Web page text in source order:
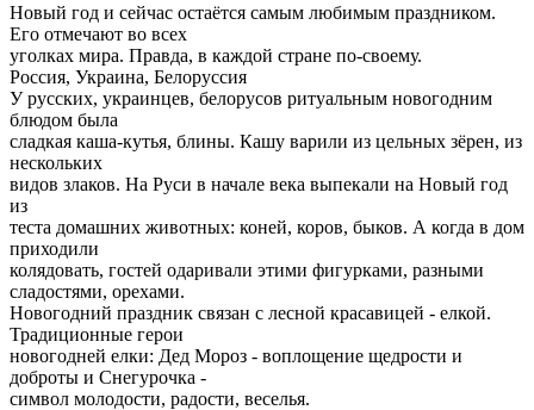
Новый год и сейчас остаётся самым любимым праздником.
Его отмечают во всех
уголках мира. Правда, в каждой стране по-своему.
Россия, Украина, Белоруссия
У русских, украинцев, белорусов ритуальным новогодним
блюдом была
сладкая каша-кутья, блины. Кашу варили из цельных зёрен, из
нескольких
видов злаков. На Руси в начале века выпекали на Новый год
из
теста домашних животных: коней, коров, быков. А когда в дом
приходили
колядовать, гостей одаривали этими фигурками, разными
сладостями, орехами.
Новогодний праздник связан с лесной красавицей - елкой.
Традиционные герои
новогодней елки: Дед Мороз - воплощение щедрости и
доброты и Снегурочка -
символ молодости, радости, веселья.